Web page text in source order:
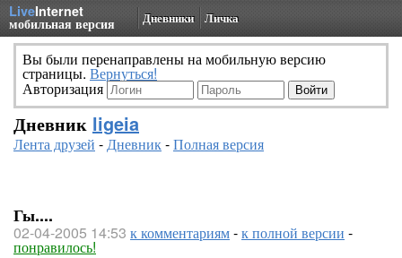
LiveInternet
мобильная версия Дневники Личка
Вы были перенаправлены на мобильную версию
страницы. Вернуться!
Авторизация
Дневник ligeia
Лента друзей -Дневник-Полная версия
Гы....
02-04-2005 14:53 к комментариям-к полной версии -
понравилось!